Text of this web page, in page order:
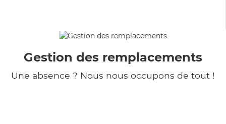
Gestion des remplacements
Une absence ? Nous nous occupons de tout !